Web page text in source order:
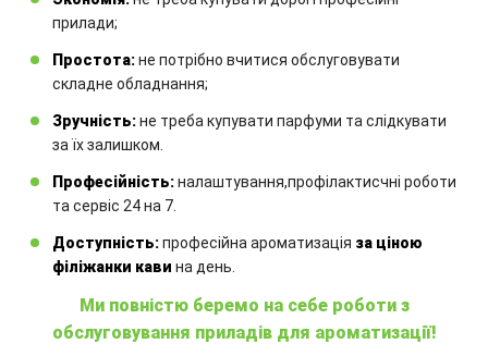
Замовте технічний розрахунок
обладнання
Комбінація обладнання
розраховується для кожного
прилади;
Простота:не потрібно вчитися обслуговувати
складне обладнання;
Зручність:не треба купувати парфуми та слідкувати
за їх залишком.
Професійність:налаштування,профілактисчні роботи
та сервіс 24 на 7.
Доступність:професійна ароматизація за ціною
філіжанки кави на день.
Ми повністю беремо на себе роботи з
обслуговування приладів для ароматизації!